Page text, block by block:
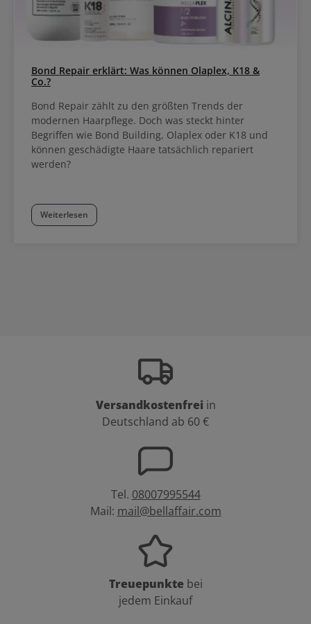
Bond Repair erklärt: Was können Olaplex, K18 &
Co.?
Bond Repair zählt zu den größten Trends der
modernen Haarpflege. Doch was steckt hinter
Begriffen wie Bond Building, Olaplex oder K18 und
können geschädigte Haare tatsächlich repariert
werden?
Weiterlesen
Versandkostenfrei in
Deutschland ab 60 €
Tel. 08007995544
Mail: mail@bellaffair.com
Treuepunkte bei
jedem Einkauf